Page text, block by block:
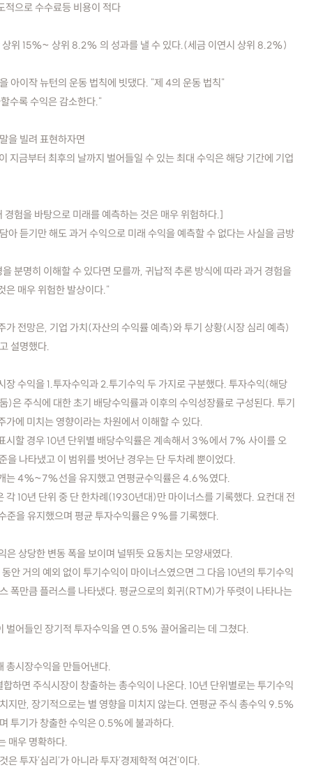
적으로 수수료등 비용이 적다
상위 15%~ 상위 8.2% 의 성과를 낼 수 있다.(세금 이연시 상위 8.2%)
아이작 뉴턴의 운동 법칙에 빗댔다. "제 4의 운동 법칙"
수록 수익은 감소한다."
을 빌려 표현하자면
지금부터 최후의 날까지 벌어들일 수 있는 최대 수익은 해당 기간에 기업
경험을 바탕으로 미래를 예측하는 것은 매우 위험하다.]
아 듣기만 해도 과거 수익으로 미래 수익을 예측할 수 없다는 사실을 금방
분명히 이해할 수 있다면 모를까, 귀납적 추론 방식에 따라 과거 경험을
은 매우 위험한 발상이다."
가 전망은, 기업 가치(자산의 수익률 예측)와 투기 상황(시장 심리 예측)
설명했다.
장 수익을 1.투자수익과 2.투기수익 두 가지로 구분했다. 투자수익(해당
)은 주식에 대한 초기 배당수익률과 이후의 수익성장률로 구성된다. 투기
가에 미치는 영향이라는 차원에서 이해할 수 있다.
시할 경우 10년 단위별 배당수익률은 계속해서 3%에서 7% 사이를 오
을 나타냈고 이 범위를 벗어난 경우는 단 두차례 뿐이었다.
는 4%~7%선을 유지했고 연평균수익률은 4.6%였다.
각 10년 단위 중 단 한차례(1930년대)만 마이너스를 기록했다. 요컨대 전
을 유지했으며 평균 투자수익률은 9%를 기록했다.
은 상당한 변동 폭을 보이며 널뛰듯 요동치는 모양새였다.
안 거의 예외 없이 투기수익이 마이너스였으면 그 다음 10년의 투기수익
폭만큼 플러스를 나타냈다. 평균으로의 회귀(RTM)가 뚜렷이 나타나는
벌어들인 장기적 투자수익을 연 0.5% 끌어올리는 데 그쳤다.
총시장수익을 만들어낸다.
하면 주식시장이 창출하는 총수익이 나온다. 10년 단위별로는 투기수익
지만, 장기적으로는 별 영향을 미치지 않는다. 연평균 주식 총수익 9.5%
투기가 창출한 수익은 0.5%에 불과하다.
매우 명확하다.
은 투자'심리'가 아니라 투자'경제학적 여건'이다.